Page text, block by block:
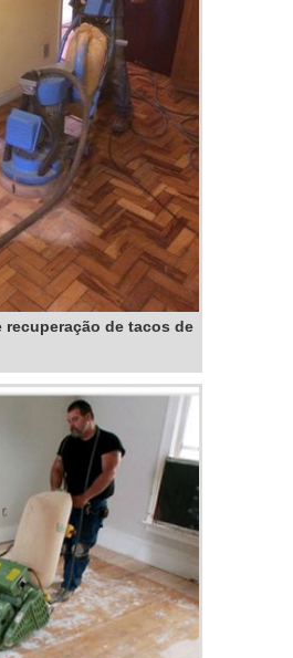
recuperação de tacos de